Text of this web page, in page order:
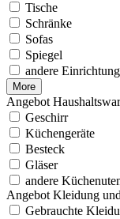
Tische
Schränke
Sofas
Spiegel
andere
More
Angebot
Geschirr
Küchengeräte
Besteck
Gläser
andere
Angebot Kleidung
Gebrauchte